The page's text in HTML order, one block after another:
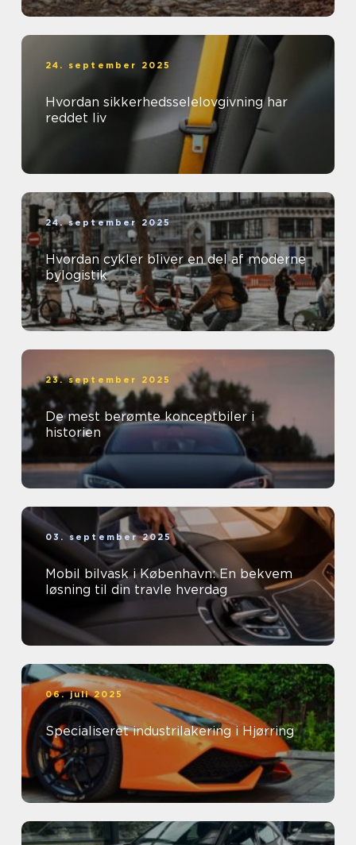
24. september 2025
Hvordan sikkerhedsselelovgivning har
reddet liv
24. september 2025
Hvordan cykler bliver en del af moderne
bylogistik
23. september 2025
De mest berømte konceptbiler i
historien
03. september 2025
Mobil bilvask i København: En bekvem
løsning til din travle hverdag
06. juli 2025
Specialiseret industrilakering i Hjørring